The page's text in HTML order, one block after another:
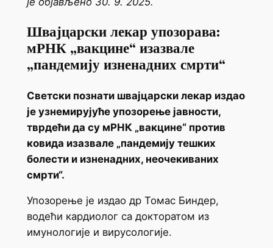
Швајцарски лекар упозорава:
мРНК „вакцине“ изазвале
„пандемију изненадних смрти“
Светски познати швајцарски лекар издао
је узнемирујуће упозорење јавности,
тврдећи да су мРНК „вакцине“ против
ковида изазвале „пандемију тешких
болести и изненадних, неочекиваних
смрти“.
Упозорење је издао др Томас Биндер,
водећи кардиолог са докторатом из
имунологије и вирусологије.